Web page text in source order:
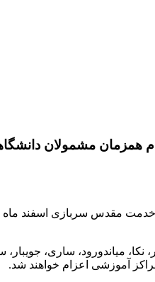
میاندورود، ساری، جویبار،